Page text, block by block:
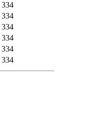
334
334
334
334
334
334